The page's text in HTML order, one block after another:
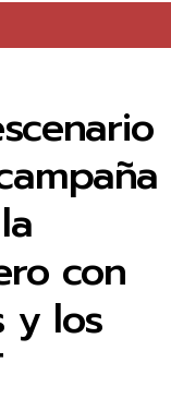
con
y los